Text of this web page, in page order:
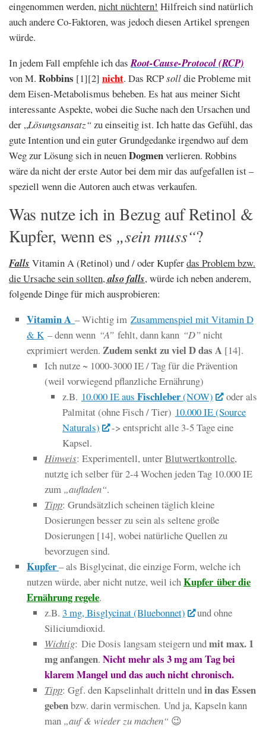
eingenommen werden,nicht nüchtern! Hilfreich sind natürlich
auch andere Co-Faktoren, was jedoch diesen Artikel sprengen
würde.
In jedem Fall empfehle ich das Root-Cause-Protocol (RCP)
von M. Robbins [1][2] nicht. Das RCPsolldie Probleme mit
dem Eisen-Metabolismus beheben. Es hat aus meiner Sicht
interessante Aspekte, wobei die Suche nach den Ursachen und
der „Lösungsansatz“ zu einseitig ist. Ich hatte das Gefühl, das
gute Intention und ein guter Grundgedanke irgendwo auf dem
Weg zur Lösung sich in neuen Dogmenverlieren. Robbins
wäre da nicht der erste Autor bei dem mir das aufgefallen ist –
speziell wenn die Autoren auch etwas verkaufen.
Was nutze ich in Bezug auf Retinol &
Kupfer, wenn es „sein muss“?
Falls Vitamin A (Retinol) und / oder Kupferdas Problem bzw.
die Ursache sein sollten,also falls, würde ich neben anderem,
folgende Dinge für mich ausprobieren:
Vitamin A – Wichtig im Zusammenspiel mit Vitamin D
& K – denn wenn “A” fehlt, dann kann “D”nicht
exprimiert werden. Zudem senkt zu viel D das A [14].
Ich nutze ~ 1000-3000 IE / Tag für die Prävention
(weil vorwiegend pflanzliche Ernährung)
z.B. 10.000 IE aus Fischleber(NOW)
oder als
Palmitat (ohne Fisch / Tier) 10.000 IE (Source
Naturals)
-> entspricht alle 3-5 Tage eine
Kapsel.
Hinweis: Experimentell, unterBlutwertkontrolle,
nutzteich selber für 2-4 Wochen jeden Tag 10.000 IE
zum „aufladen“.
Tipp: Grundsätzlich scheinen täglich kleine
Dosierungen besser zu sein als seltene große
Dosierungen [14], wobei natürliche Quellen zu
bevorzugen sind.
Kupfer– als Bisglycinat, die einzige Form, welche ich
nutzen würde, aber nicht nutze, weil ichKupfer über die
Ernährung regele.
z.B. 3 mg, Bisglycinat (Bluebonnet)
und ohne
Siliciumdioxid.
Wichtig: Die Dosis langsam steigern undmit max. 1
mg anfangen. Nicht mehr als 3 mg am Tag bei
klarem Mangel und das auch nicht chronisch.
Tipp: Ggf. den Kapselinhalt dritteln undin das Essen
gebenbzw. darin vermischen. Und ja, Kapseln kann
man „auf & wieder zu machen“ 😉